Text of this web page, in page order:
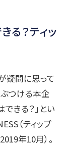
る？ティッ
疑問に思って
ぶつける本企
きる？」とい
（ティップ
年10月）。